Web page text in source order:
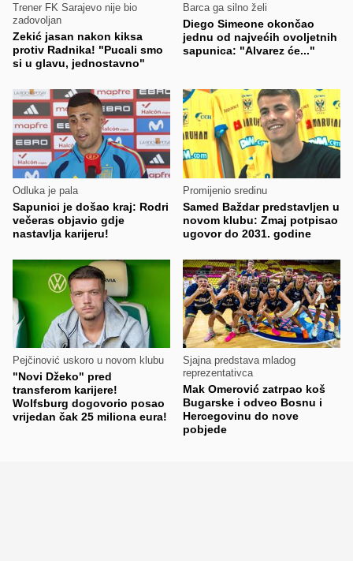
Trener FK Sarajevo nije bio
zadovoljan
Zekić jasan nakon kiksa
protiv Radnika! "Pucali smo
si u glavu, jednostavno"
Barca ga silno želi
Diego Simeone okončao
jednu od najvećih ovoljetnih
sapunica: "Alvarez će..."
Odluka je pala
Sapunici je došao kraj: Rodri
večeras objavio gdje
nastavlja karijeru!
Promijenio sredinu
Samed Baždar predstavljen u
novom klubu: Zmaj potpisao
ugovor do 2031. godine
Pejčinović uskoro u novom klubu
"Novi Džeko" pred
transferom karijere!
Wolfsburg dogovorio posao
vrijedan čak 25 miliona eura!
Sjajna predstava mladog
reprezentativca
Mak Omerović zatrpao koš
Bugarske i odveo Bosnu i
Hercegovinu do nove
pobjede